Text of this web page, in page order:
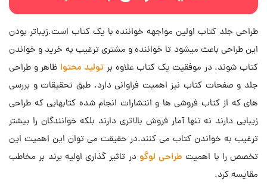
طراحی جلد کتاب اولین مواجهه خواننده با یک کتاب است.زیباتر بودن
این طراحی باعث میشود تا خواننده و مشتری ترغیب به خرید و خواندن
کتاب شوند. در موفقیت یک کتاب علاوه بر تولید محتوا ظاهر و طراحی
جلد و صفحات کتاب نیز اهمیت فراوانی دارد. طبق تحقیقات و بررسی
های که از کتاب فروشی ها و انتشارات انجام شده کتابهایی که طراحی
زیبایی دارند نه تنها آمار فروش بالاتری دارند بلکه خوانندگان را بیشتر
ترغیب به خواندن کتاب می کنند.در حقیقت می توان این اهمیت این
تخصص را با اهمیت طراحی لوگو در تاثیر گذاری اولیه برند بر مخاطب
مقایسه کرد.